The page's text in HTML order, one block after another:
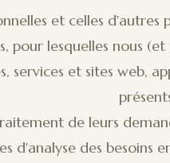
et celles
pour lesquelles nous
et sites web,
de leurs
d'analyse des besoins